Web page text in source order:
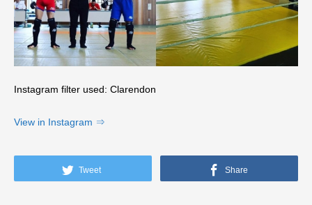
Instagram filter used: Clarendon
View in Instagram ⇒
Tweet Share